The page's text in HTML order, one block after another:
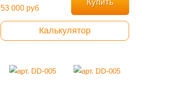
53 000 руб
Купить
Калькулятор